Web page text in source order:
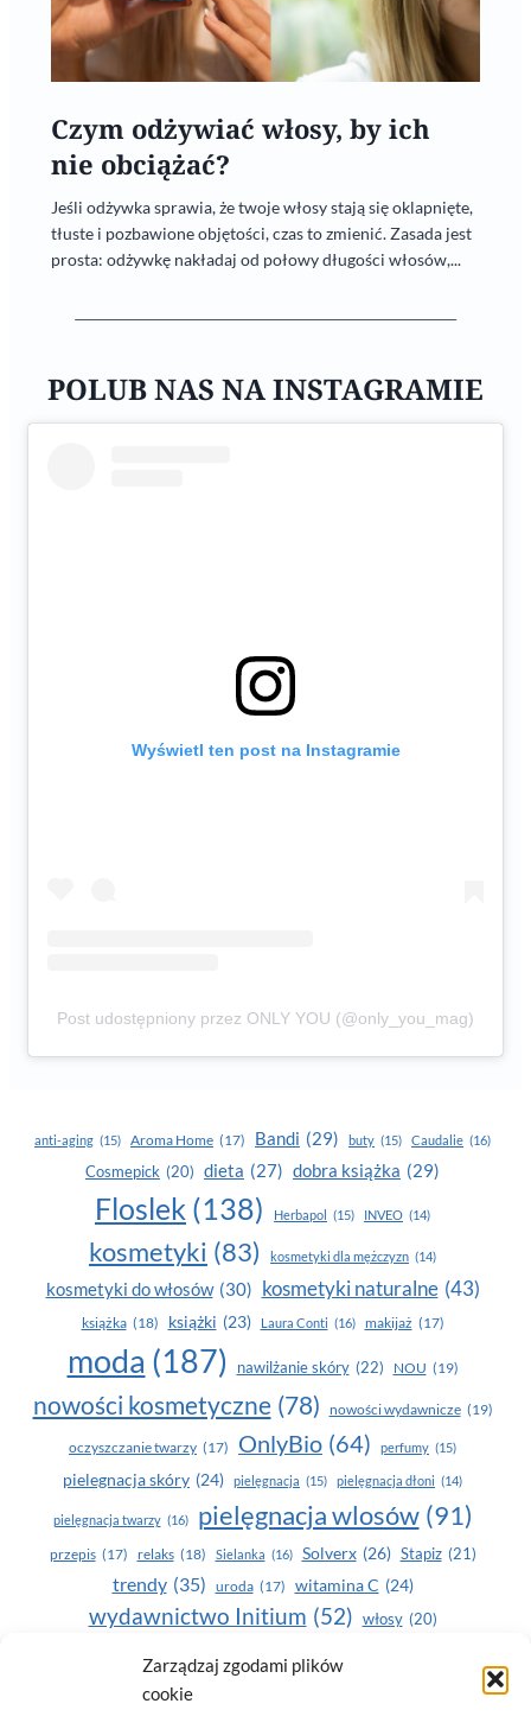
Zarządzaj zgodami plików
cookie
Czym odżywiać włosy, by ich
nie obciążać?
Jeśli odżywka sprawia, że twoje włosy stają się oklapnięte,
tłuste i pozbawione objętości, czas to zmienić. Zasada jest
prosta: odżywkę nakładaj od połowy długości włosów,...
POLUB NAS NA INSTAGRAMIE
Wyświetl ten post na Instagramie
Post udostępniony przez ONLY YOU (@only_you_mag)
anti-aging (15) Aroma Home (17) Bandi (29) buty (15) Caudalie (16)
Cosmepick (20) dieta (27) dobra książka (29)
Floslek (138) Herbapol (15) INVEO (14)
kosmetyki (83) kosmetyki dla mężczyzn (14)
kosmetyki do włosów (30) kosmetyki naturalne (43)
książka (18) książki (23) Laura Conti (16) makijaż (17)
moda (187) nawilżanie skóry (22) NOU (19)
nowości kosmetyczne (78) nowości wydawnicze (19)
oczyszczanie twarzy (17) OnlyBio (64) perfumy (15)
pielegnacja skóry (24) pielęgnacja (15) pielęgnacja dłoni (14)
pielęgnacja twarzy (16) pielęgnacja wlosów (91)
przepis (17) relaks (18) Sielanka (16) Solverx (26) Stapiz (21)
trendy (35) uroda (17) witamina C (24)
wydawnictwo Initium (52) włosy (20)
Yasumi(164) zdrowe zęby
zdrowie